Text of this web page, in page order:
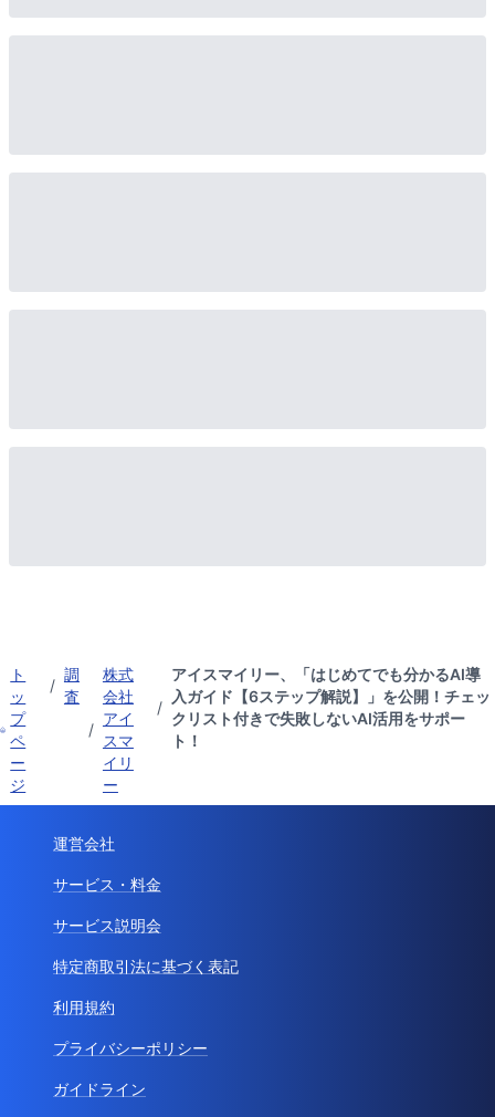
ト
ッ
プ
ペ
ー
ジ
/
調
査
/
株式
会社
アイ
スマ
イリ
ー
/
アイスマイリー、「はじめてでも分かるAI導
入ガイド【6ステップ解説】」を公開！チェッ
クリスト付きで失敗しないAI活用をサポー
ト！
運営会社
サービス・料金
サービス説明会
特定商取引法に基づく表記
利用規約
プライバシーポリシー
ガイドライン